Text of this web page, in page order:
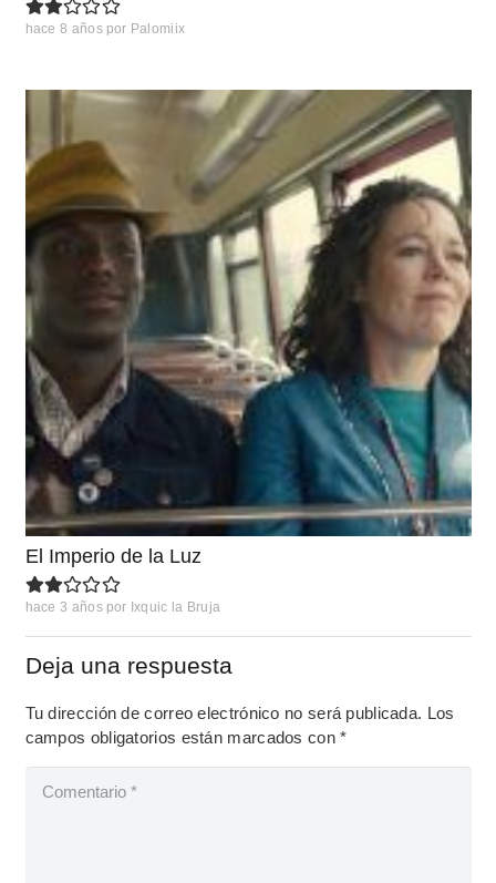
hace 8 años por Palomiix
El Imperio de la Luz
hace 3 años por Ixquic la Bruja
Deja una respuesta
Tu dirección de correo electrónico no será publicada. Los
campos obligatorios están marcados con*